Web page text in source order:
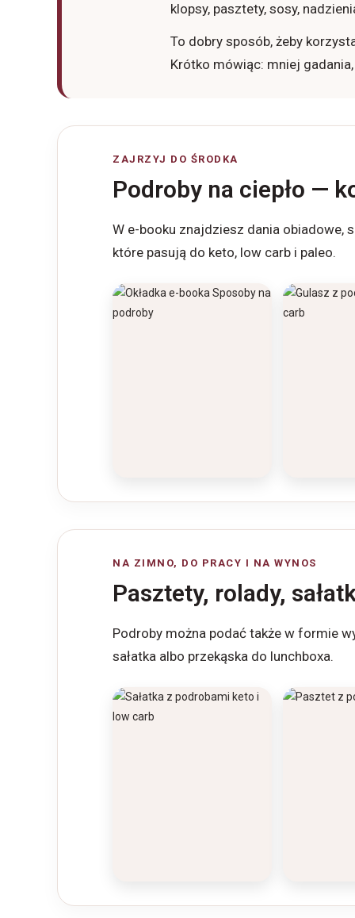
klopsy, pasztety, sosy,
To dobry sposób, żeby
Krótko mówiąc: mniej
ZAJRZYJ DO ŚRODKA
Podroby na ciepło —
W e-booku znajdziesz dania obiadowe,
które pasują do keto, low carb i paleo.
NA ZIMNO, DO PRACY I NA WYNOS
Pasztety, rolady,
Podroby można podać także w formie
sałatka albo przekąska do lunchboxa.